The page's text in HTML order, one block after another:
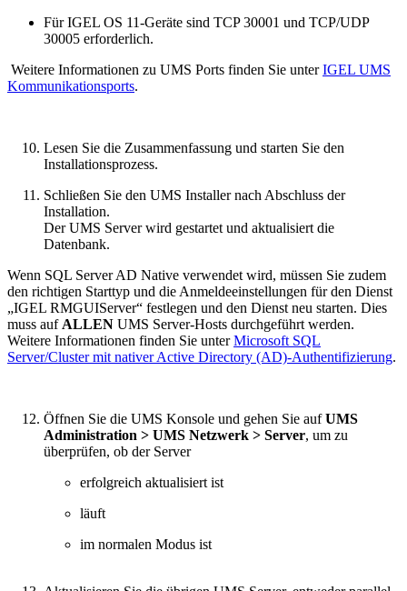
Für IGEL OS 11-Geräte sind TCP 30001 und TCP/UDP
30005 erforderlich.
Weitere Informationen zu UMS Ports finden Sie unterIGEL UMS
Kommunikationsports.
Lesen Sie die Zusammenfassung und starten Sie den
Installationsprozess.
Schließen Sie den UMS Installer nach Abschluss der
Installation.
Der UMS Server wird gestartet und aktualisiert die
Datenbank.
Wenn SQL Server AD Native verwendet wird, müssen Sie zudem
den richtigen Starttyp und die Anmeldeeinstellungen für den Dienst
„IGEL RMGUIServer“ festlegen und den Dienst neu starten. Dies
muss auf ALLEN UMS Server-Hosts durchgeführt werden.
Weitere Informationen finden Sie unterMicrosoft SQL
Server/Cluster mit nativer Active Directory (AD)-Authentifizierung.
Öffnen Sie die UMS Konsole und gehen Sie aufUMS
Administration > UMS Netzwerk > Server, um zu
überprüfen, ob der Server
erfolgreich aktualisiert ist
läuft
im normalen Modus ist